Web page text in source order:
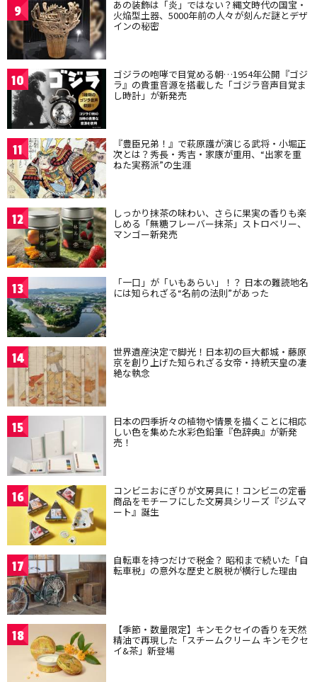
9 あの装飾は「炎」ではない？縄文時代の国宝・
火焔型土器、5000年前の人々が刻んだ謎とデザ
インの秘密
10 ゴジラの咆哮で目覚める朝…1954年公開『ゴジ
ラ』の貴重音源を搭載した「ゴジラ音声目覚ま
し時計」が新発売
11 『豊臣兄弟！』で萩原護が演じる武将・小堀正
次とは？秀長・秀吉・家康が重用、“出家を重
ねた実務派”の生涯
12 しっかり抹茶の味わい、さらに果実の香りも楽
しめる「無糖フレーバー抹茶」ストロベリー、
マンゴー新発売
13 「一口」が「いもあらい」！？ 日本の難読地名
には知られざる“名前の法則”があった
14 世界遺産決定で脚光！日本初の巨大都城・藤原
京を創り上げた知られざる女帝・持統天皇の凄
絶な執念
15 日本の四季折々の植物や情景を描くことに相応
しい色を集めた水彩色鉛筆『色辞典』が新発
売！
16 コンビニおにぎりが文房具に！コンビニの定番
商品をモチーフにした文房具シリーズ『ジムマ
ート』誕生
17 自転車を持つだけで税金？ 昭和まで続いた「自
転車税」の意外な歴史と脱税が横行した理由
18 【季節・数量限定】キンモクセイの香りを天然
精油で再現した「スチームクリーム キンモクセ
イ&茶」新登場